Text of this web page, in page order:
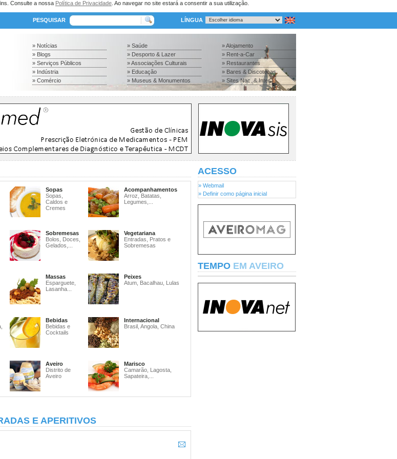
Consulte a nossa Política de Privacidade . Ao navegar no site estará a consentir a sua utilização.
PESQUISAR LÍNGUA
» Notícias
» Blogs
» Serviços Públicos
» Indústria
» Comércio
» Saúde
» Desporto & Lazer
» Associações Culturais
» Educação
» Museus & Monumentos
» Alojamento
» Rent-a-Car
» Restaurantes
» Bares & Discotecas
» Sites Nac. & Inter.
Sopas
Sopas,
Caldos e
Cremes
Acompanhamentos
Arroz, Batatas,
Legumes,...
Sobremesas
Bolos, Doces,
Gelados,...
Vegetariana
Entradas, Pratos e
Sobremesas
Massas
Esparguete,
Lasanha...
Peixes
Atum, Bacalhau, Lulas
Bebidas
Bebidas e
Cocktails
Internacional
Brasil, Angola, China
Aveiro
Distrito de
Aveiro
Marisco
Camarão, Lagosta,
Sapateira,...
E APERITIVOS
ACESSO
» Webmail
» Definir como página inicial
TEMPO EM AVEIRO